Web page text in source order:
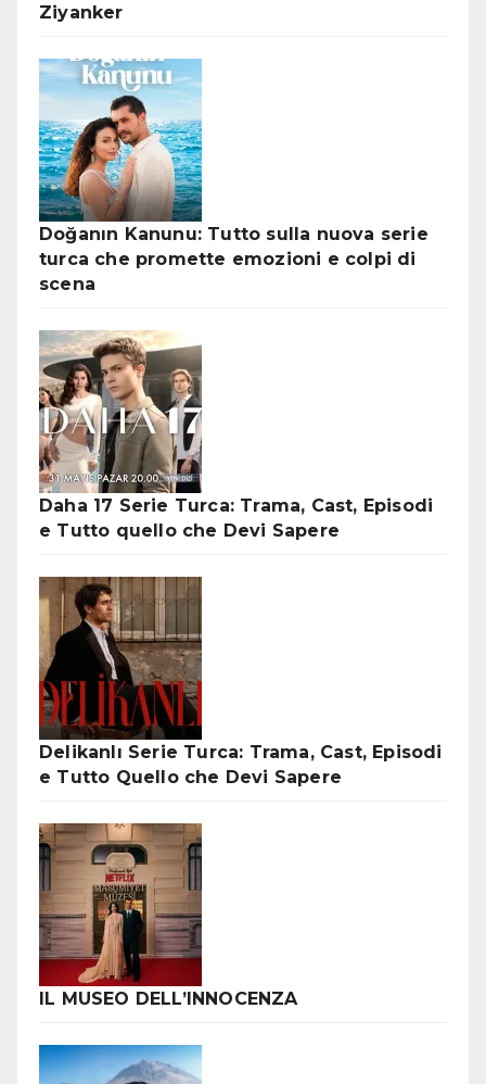
Ziyanker
Doğanın Kanunu: Tutto sulla nuova serie
turca che promette emozioni e colpi di
scena
Daha 17 Serie Turca: Trama, Cast, Episodi
e Tutto quello che Devi Sapere
Delikanlı Serie Turca: Trama, Cast, Episodi
e Tutto Quello che Devi Sapere
IL MUSEO DELL’INNOCENZA